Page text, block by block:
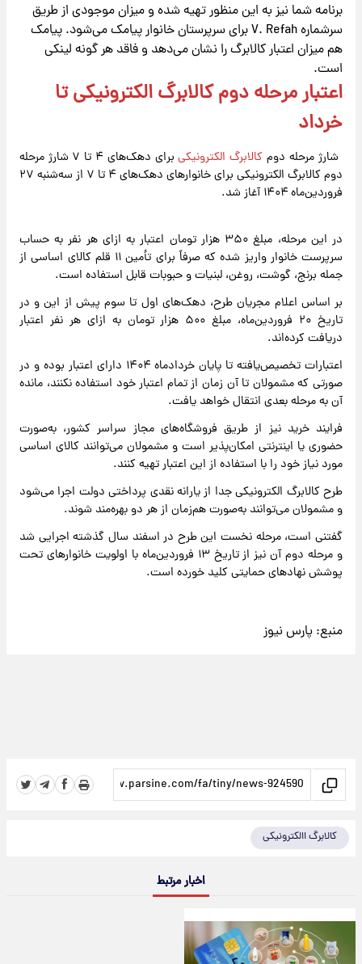
برنامه شما نیز به این منظور تهیه شده و میزان موجودی از طریق
سرشماره V. Refah برای سرپرستان خانوار پیامک می‌شود. پیامک
هم میزان اعتبار کالابرگ را نشان می‌دهد و فاقد هر گونه لینکی
است.
اعتبار مرحله دوم کالابرگ الکترونیکی تا
خرداد
شارژ مرحله دوم کالابرگ الکترونیکی
برای دهک‌های ۴ تا ۷ شارژ مرحله
دوم کالابرگ الکترونیکی برای خانوارهای دهک‌های ۴ تا ۷ از سه‌شنبه ۲۷
فروردین‌ماه ۱۴۰۴ آغاز شد.
در این مرحله، مبلغ ۳۵۰ هزار تومان اعتبار به ازای هر نفر به حساب
سرپرست خانوار واریز شده که صرفاً برای تأمین ۱۱ قلم کالای اساسی از
جمله برنج، گوشت، روغن، لبنیات و حبوبات قابل استفاده است.
بر اساس اعلام مجریان طرح، دهک‌های اول تا سوم پیش از این و در
تاریخ ۲۰ فروردین‌ماه، مبلغ ۵۰۰ هزار تومان به ازای هر نفر اعتبار
دریافت کرده‌اند.
اعتبارات تخصیص‌یافته تا پایان خردادماه ۱۴۰۴ دارای اعتبار بوده و در
صورتی که مشمولان تا آن زمان از تمام اعتبار خود استفاده نکنند، مانده
آن به مرحله بعدی انتقال خواهد یافت.
فرایند خرید نیز از طریق فروشگاه‌های مجاز سراسر کشور، به‌صورت
حضوری یا اینترنتی امکان‌پذیر است و مشمولان می‌توانند کالای اساسی
مورد نیاز خود را با استفاده از این اعتبار تهیه کنند.
طرح کالابرگ الکترونیکی جدا از یارانه نقدی پرداختی دولت اجرا می‌شود
و مشمولان می‌توانند به‌صورت هم‌زمان از هر دو بهره‌مند شوند.​
گفتنی است، مرحله نخست این طرح در اسفند سال گذشته اجرایی شد
و مرحله دوم آن نیز از تاریخ ۱۳ فروردین‌ماه با اولویت خانوارهای تحت
پوشش نهادهای حمایتی کلید خورده است.
منبع: پارس نیوز
کالابرگ االکترونیکی
اخبار مرتبط